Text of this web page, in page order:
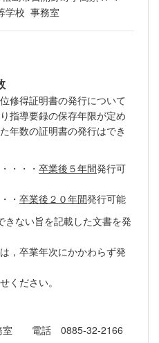
校 事務室
得証明書の発行について
指導要録の保存年限が定め
年数の証明書の発行はでき
・・・ 卒業後５年間発行可
・ 卒業後２０年間発行可能
い旨を記載した文書を発
業年次にかかわらず発
ださい。
電話 0885-32-2166